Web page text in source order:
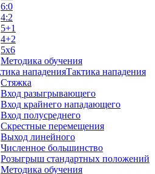
6:0
4:2
5+1
4+2
5x6
Методика обучения
Тактика нападения
Стяжка
Вход разыгрывающего
Вход крайнего нападающего
Вход полусреднего
Скрестные перемещения
Выход линейного
Численное большинство
Розыгрыш стандартных положений
Методика обучения